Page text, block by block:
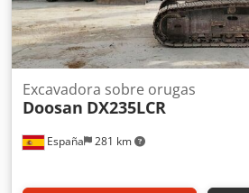
España 281 km
Excavadora sobre orugas
Doosan DX235LCR